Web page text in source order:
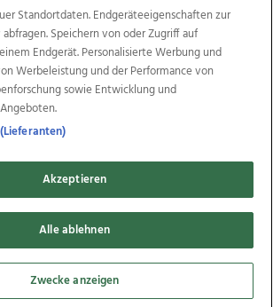
des Medienhauses Wimmer
i.at OÖNow
Ischler Woche
OÖNachrichten
OÖN Immobilien
OÖN Reise
Promenaden Galerien
wasistlos.at
© 2026 Tips Zeitungs GmbH & Co KG
developed by11x11.net
Cookie Einstellungen bearbeiten
Standortdaten. Endgeräteeigenschaften zur
Speichern von oder Zugriff auf
Endgerät. Personalisierte Werbung und
Werbeleistung und der Performance von
sowie Entwicklung und
Akzeptieren
Alle ablehnen
Zwecke anzeigen